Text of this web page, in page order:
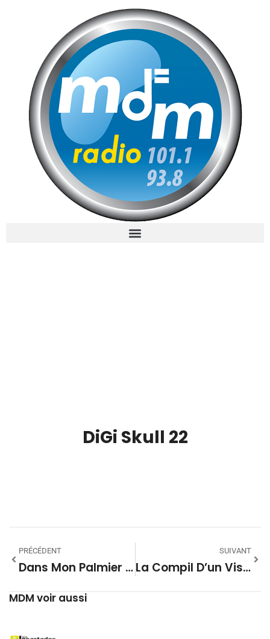
DiGi Skull 22
PRÉCÉDENT
Dans Mon Palmier Saison 08 – 18
SUIVANT
La Compil D’un Visage Pâle #63
MDM voir aussi